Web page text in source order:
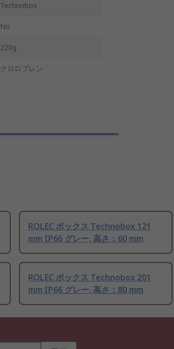
Technobox
No
220g
クロロプレン
ROLEC ボックス Technobox 121
mm IP66 グレー, 高さ：60 mm
ROLEC ボックス Technobox 201
mm IP66 グレー, 高さ：80 mm